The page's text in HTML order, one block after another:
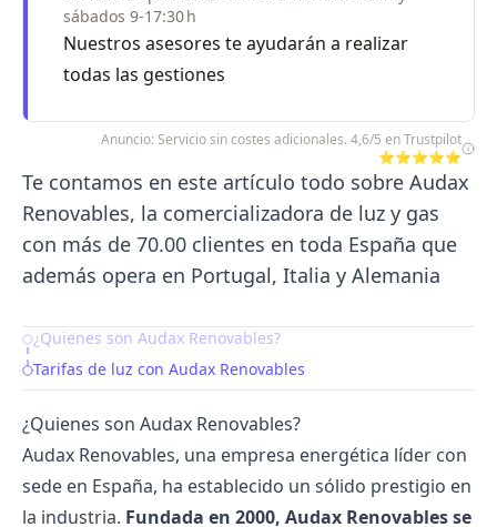
sábados 9-17:30 h
Nuestros asesores te ayudarán a realizar
todas las gestiones
Anuncio: Servicio sin costes adicionales. 4,6/5 en Trustpilot
⭐⭐⭐⭐⭐
Te contamos en este artículo todo sobre Audax
Renovables, la comercializadora de luz y gas
con más de 70.00 clientes en toda España que
además opera en Portugal, Italia y Alemania
Table of Contents
¿Quienes son Audax Renovables?
Tarifas de luz con Audax Renovables
¿Quienes son Audax Renovables?
Audax Renovables, una empresa energética líder con
sede en España, ha establecido un sólido prestigio en
la industria. Fundada en 2000, Audax Renovables se